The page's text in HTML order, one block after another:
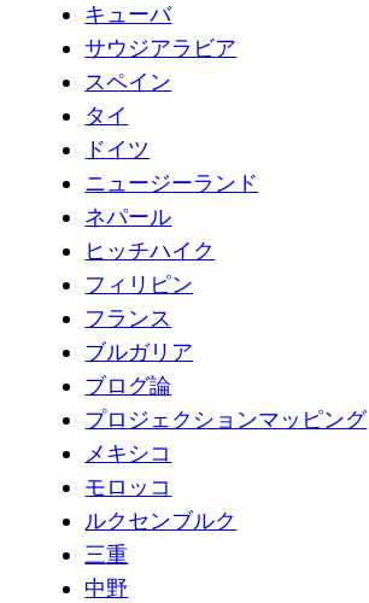
キューバ
サウジアラビア
スペイン
タイ
ドイツ
ニュージーランド
ネパール
ヒッチハイク
フィリピン
フランス
ブルガリア
ブログ論
プロジェクションマッピング
メキシコ
モロッコ
ルクセンブルク
三重
中野